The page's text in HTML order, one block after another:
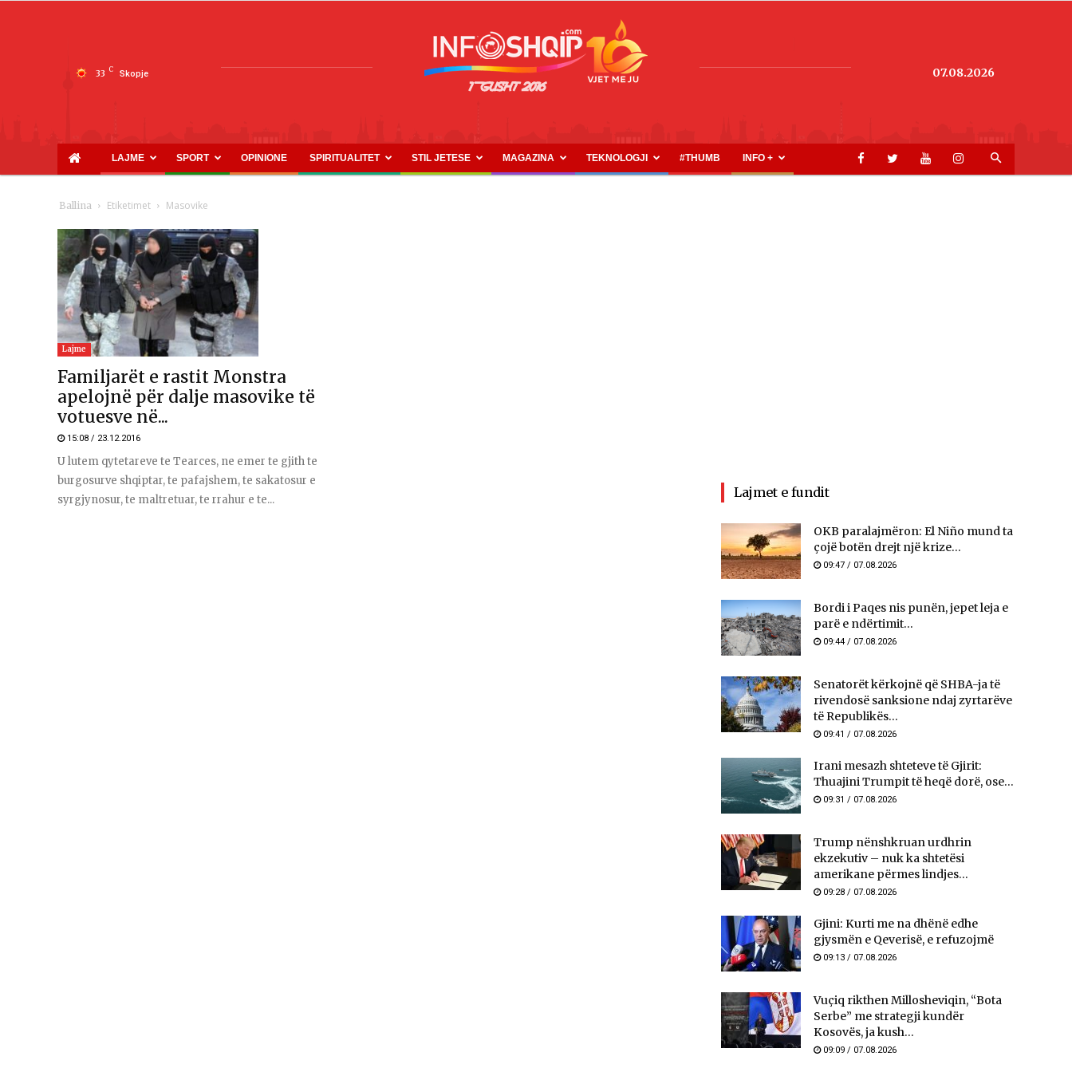
33 C Skopje
INFOSHQIP.COM
07.08.2026
LAJME SPORT OPINIONE SPIRITUALITET STIL JETESE MAGAZINA TEKNOLOGJI #THUMB INFO +
Ballina Etiketimet Masovike
Lajme
Familjarët e rastit Monstra
apelojnë për dalje masovike të
votuesve në...
15:08 / 23.12.2016
U lutem qytetareve te Tearces, ne emer te gjith te
burgosurve shqiptar, te pafajshem, te sakatosur e
syrgjynosur, te maltretuar, te rrahur e te...
Lajmet e fundit
OKB paralajmëron: El Niño mund ta
çojë botën drejt një krize...
09:47 / 07.08.2026
Bordi i Paqes nis punën, jepet leja e
parë e ndërtimit...
09:44 / 07.08.2026
Senatorët kërkojnë që SHBA-ja të
rivendosë sanksione ndaj zyrtarëve
të Republikës...
09:41 / 07.08.2026
Irani mesazh shteteve të Gjirit:
Thuajini Trumpit të heqë dorë, ose...
09:31 / 07.08.2026
Trump nënshkruan urdhrin
ekzekutiv – nuk ka shtetësi
amerikane përmes lindjes...
09:28 / 07.08.2026
Gjini: Kurti me na dhënë edhe
gjysmën e Qeverisë, e refuzojmë
09:13 / 07.08.2026
Vuçiq rikthen Millosheviqin, “Bota
Serbe” me strategji kundër
Kosovës, ja kush...
09:09 / 07.08.2026